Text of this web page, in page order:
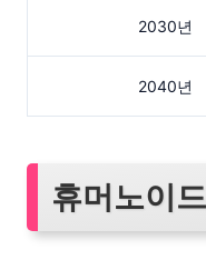
2030년
2040년
휴머노이